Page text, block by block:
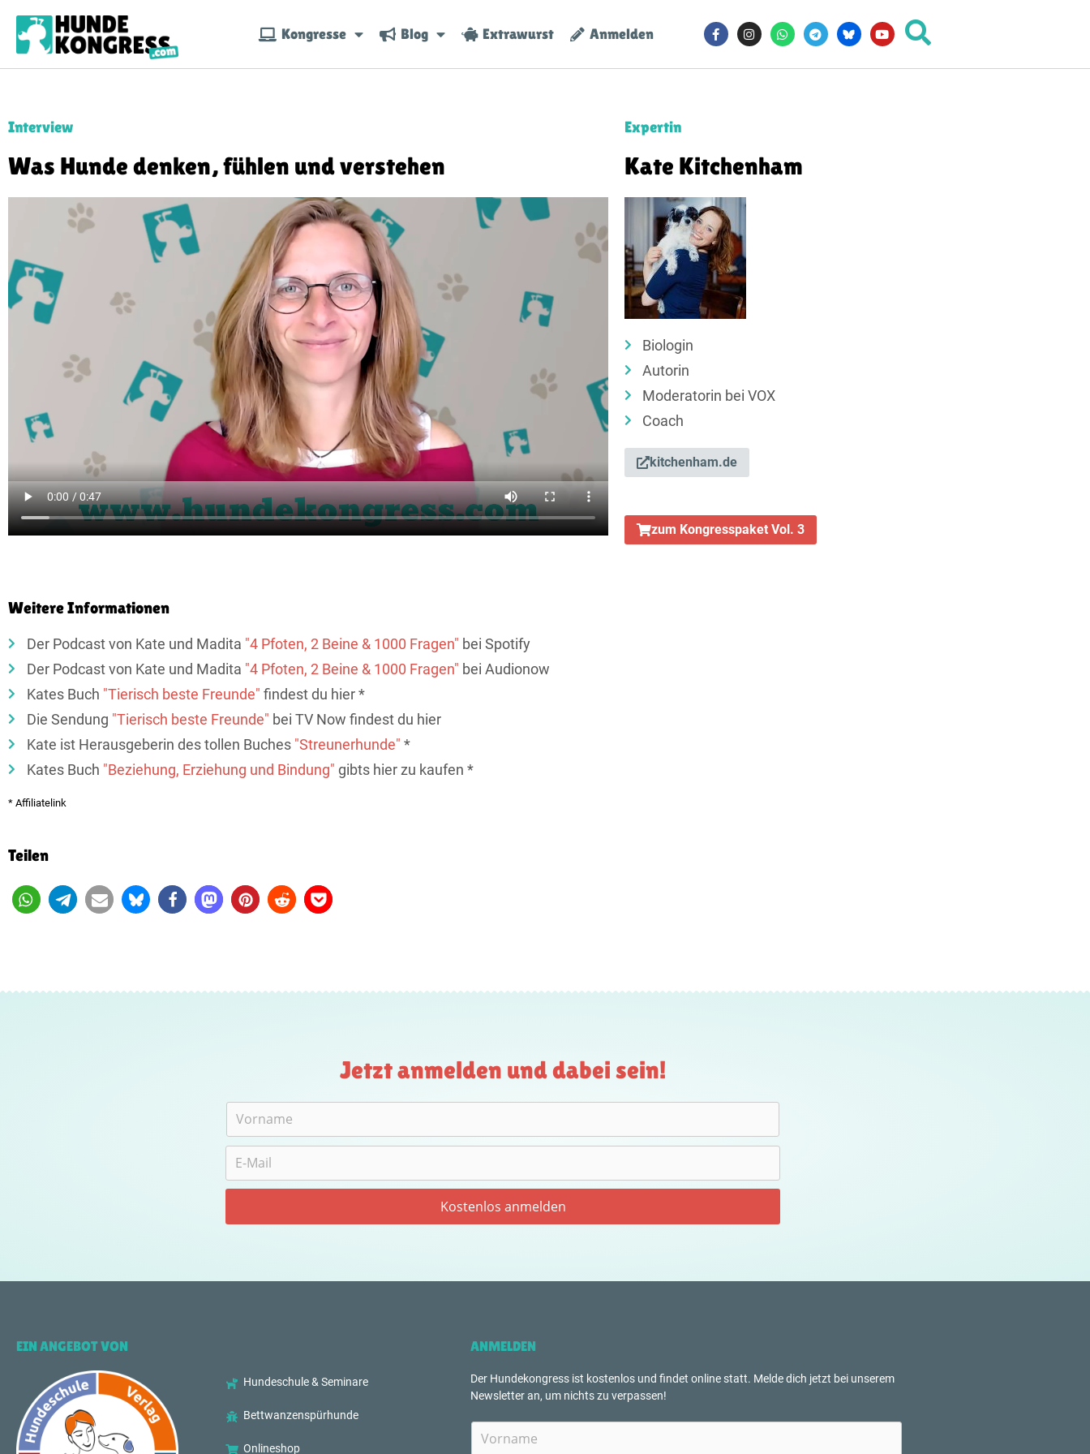
Kongresse Blog Extrawurst Anmelden
Interview
Was Hunde denken, fühlen und verstehen
Weitere Informationen
Der Podcast von Kate und Madita "4 Pfoten, 2 Beine & 1000 Fragen" bei Spotify
Der Podcast von Kate und Madita "4 Pfoten, 2 Beine & 1000 Fragen" bei Audionow
Kates Buch "Tierisch beste Freunde" findest du hier *
Die Sendung "Tierisch beste Freunde" bei TV Now findest du hier
Kate ist Herausgeberin des tollen Buches "Streunerhunde" *
Kates Buch "Beziehung, Erziehung und Bindung" gibts hier zu kaufen *
* Affiliatelink
Teilen
Expertin
Kate Kitchenham
Biologin
Autorin
Moderatorin bei VOX
Coach
kitchenham.de
zum Kongresspaket Vol. 3
Jetzt anmelden und dabei sein!
EIN ANGEBOT VON
Hundeschule & Seminare
Bettwanzenspürhunde
Onlineshop
ANMELDEN
Der Hundekongress ist kostenlos und findet online statt. Melde dich jetzt bei unserem
Newsletter an, um nichts zu verpassen!